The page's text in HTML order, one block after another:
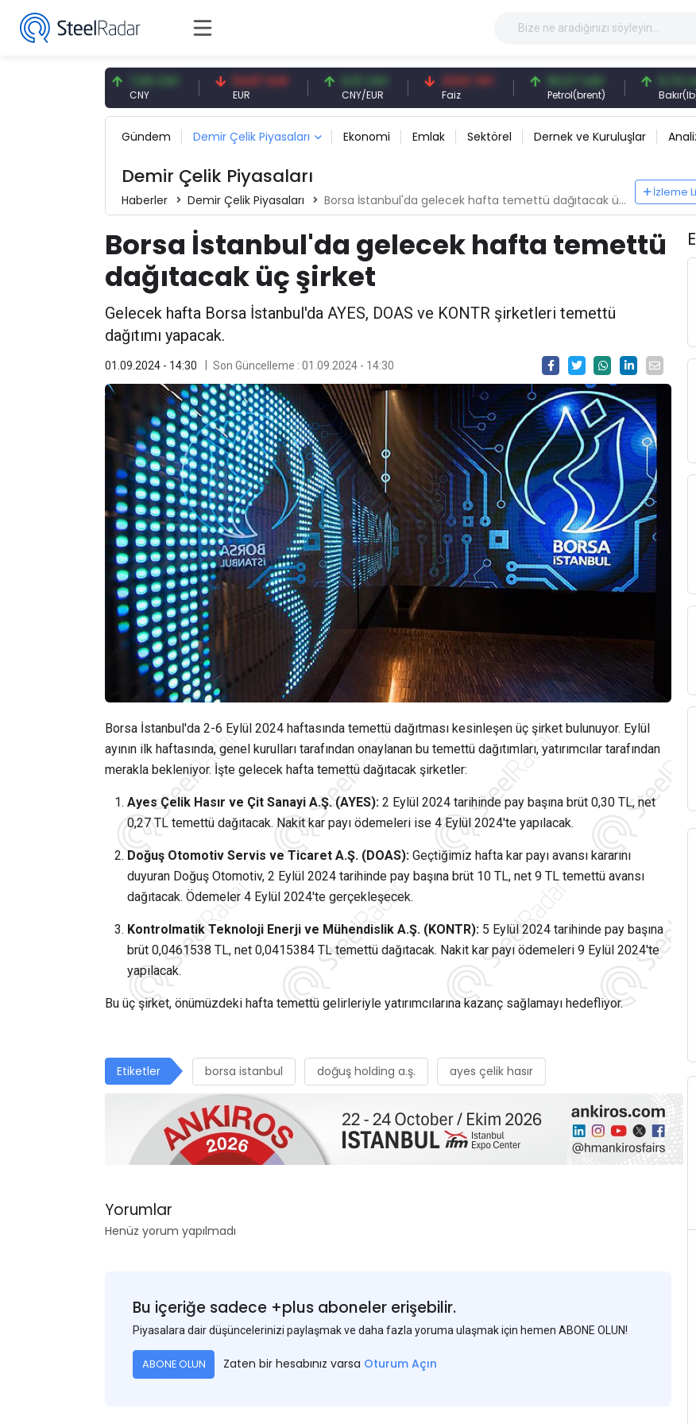
7,09 CNY 54,87 EUR 0,13 CNY
CNY/EUR
41,53 TRY 83,27 USD
Petrol(brent)
6,74 USD
Bakır(lb)
Gündem Demir Çelik Piyasaları Ekonomi Emlak Sektörel Dernek ve Kuruluşlar
Demir Çelik Piyasaları
Haberler Demir Çelik Piyasaları Borsa İstanbul'da gelecek hafta temettü dağıtacak üç şirket
İzleme
Borsa İstanbul'da gelecek hafta temettü
dağıtacak üç şirket
Gelecek hafta Borsa İstanbul'da AYES, DOAS ve KONTR şirketleri temettü
dağıtımı yapacak.
01.09.2024 - 14:30 Son Güncelleme : 01.09.2024 - 14:30
Borsa İstanbul'da 2-6 Eylül 2024 haftasında temettü dağıtması kesinleşen üç şirket bulunuyor. Eylül
ayının ilk haftasında, genel kurulları tarafından onaylanan bu temettü dağıtımları, yatırımcılar tarafından
merakla bekleniyor. İşte gelecek hafta temettü dağıtacak şirketler:
Ayes Çelik Hasır ve Çit Sanayi A.Ş. (AYES): 2 Eylül 2024 tarihinde pay başına brüt 0,30 TL, net
0,27 TL temettü dağıtacak. Nakit kar payı ödemeleri ise 4 Eylül 2024'te yapılacak.
Doğuş Otomotiv Servis ve Ticaret A.Ş. (DOAS): Geçtiğimiz hafta kar payı avansı kararını
duyuran Doğuş Otomotiv, 2 Eylül 2024 tarihinde pay başına brüt 10 TL, net 9 TL temettü avansı
dağıtacak. Ödemeler 4 Eylül 2024'te gerçekleşecek.
Kontrolmatik Teknoloji Enerji ve Mühendislik A.Ş. (KONTR): 5 Eylül 2024 tarihinde pay başına
brüt 0,0461538 TL, net 0,0415384 TL temettü dağıtacak. Nakit kar payı ödemeleri 9 Eylül 2024'te
yapılacak.
Bu üç şirket, önümüzdeki hafta temettü gelirleriyle yatırımcılarına kazanç sağlamayı hedefliyor.
Etiketler borsa istanbul doğuş holding a.ş. ayes çelik hasır
Yorumlar
Henüz yorum yapılmadı
Bu içeriğe sadece +plus aboneler erişebilir.
Piyasalara dair düşüncelerinizi paylaşmak ve daha fazla yoruma ulaşmak için hemen ABONE OLUN!
ABONE OLUN Zaten bir hesabınız varsa Oturum Açın